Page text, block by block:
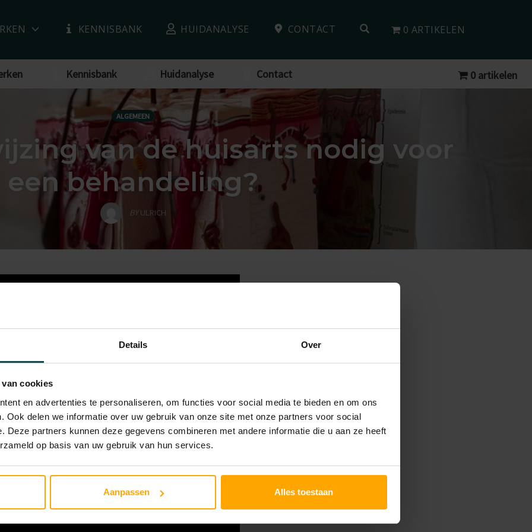
Details Over
cookies
en advertenties te personaliseren, om functies voor social media te bieden en om ons
Ook delen we informatie over uw gebruik van onze site met onze partners voor social
Deze partners kunnen deze gegevens combineren met andere informatie die u aan ze heeft
op basis van uw gebruik van hun services.
Aanpassen Alles toestaan
Kennisbank Huidanalyse Contact 0 artikelen
KENNISBANK HUIDANALYSE CONTACT OPEN SEARCH FORM
0 ARTIKELEN
ALGEMEEN
van de huisarts nodig voor
een behandeling?
BY ULRICH
huidtherapeut